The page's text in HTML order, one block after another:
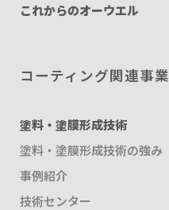
これからのオーウエル
コーティング関連事業
塗料・塗膜形成技術
塗料・塗膜形成技術の強み
事例紹介
技術センター